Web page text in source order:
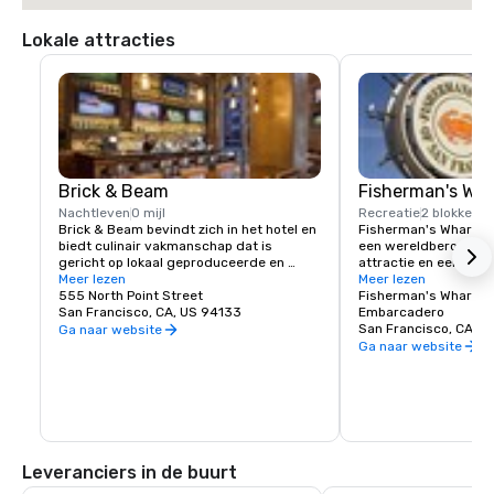
Lokale attracties
Brick & Beam
Nachtleven 0 mijl
Brick & Beam bevindt zich in het hotel en
biedt culinair vakmanschap dat is
gericht op lokaal geproduceerde en
seizoensgebonden gerechten. Ons
Seafood Watch-programma is een frisse
benadering van duurzaam voedsel,
waaronder een verantwoord menu met
geopend voor lunch en diner en is de
te beginnen.
Meer lezen
555 North Point Street
San Francisco, CA, US 94133
Ga naar website
Fisherman's
Recreatie2 blokken
Fisherman's Wharf
een
attractie en een
lokale buurt en
Wharf, de
winkels, hotels en
wereldklasse, is
Meer lezen
Fisherman's Wharf
Embarcadero
San Francisco, CA,
Ga naar website
Leveranciers in de buurt